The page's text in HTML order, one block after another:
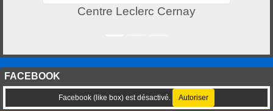
Crédit Mutuel Pfastatt
FACEBOOK
Facebook (like box) est désactivé. Autoriser